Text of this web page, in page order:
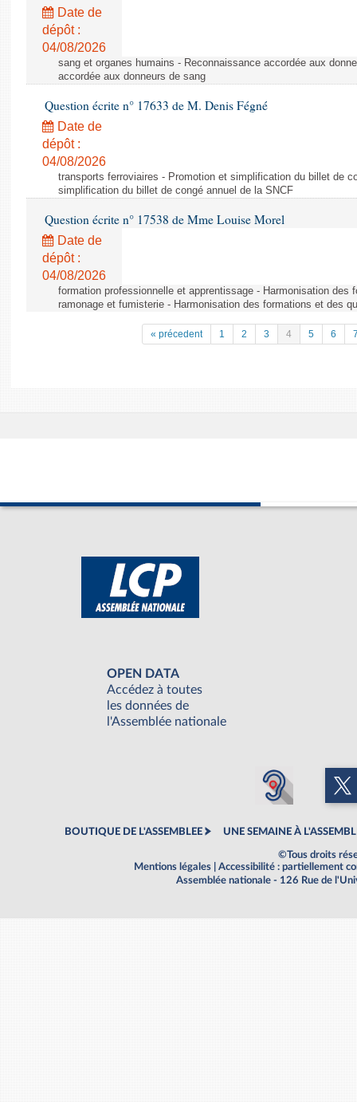
Date de
dépôt :
04/08/2026
sang et organes humains - Reconnaissance accordée aux
accordée aux donneurs de sang
Question écrite n° 17633 de M. Denis Fégné
Date de
dépôt :
04/08/2026
transports ferroviaires - Promotion et simplification du billet de
simplification du billet de congé annuel de la SNCF
Question écrite n° 17538 de Mme Louise Morel
Date de
dépôt :
04/08/2026
formation professionnelle et apprentissage - Harmonisation des
ramonage et fumisterie - Harmonisation des formations et des
« précedent 1 2 3 4 5 6
OPEN DATA
Accédez à toutes
les données de
l'Assemblée nationale
BOUTIQUE DE L'ASSEMBLEE UNE SEMAINE À
©Tous droits
Mentions légales
Accessibilité : partiellement
Assemblée nationale - 126 Rue de